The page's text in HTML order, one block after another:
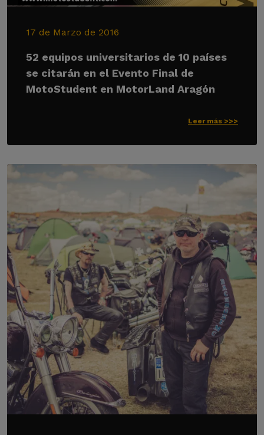
17 de Marzo de 2016
52 equipos universitarios de 10 países
se citarán en el Evento Final de
MotoStudent en MotorLand Aragón
Leer más >>>